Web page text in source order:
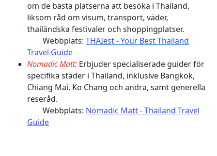
om de bästa platserna att besöka i Thailand,
liksom råd om visum, transport, väder,
thailändska festivaler och shoppingplatser.
Webbplats: THAIest - Your Best Thailand
Travel Guide​
Nomadic Matt: Erbjuder specialiserade guider för
specifika städer i Thailand, inklusive Bangkok,
Chiang Mai, Ko Chang och andra, samt generella
reseråd.
Webbplats: Nomadic Matt - Thailand Travel
Guide​